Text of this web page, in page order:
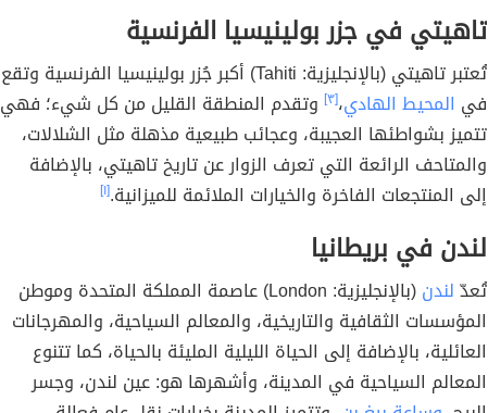
تاهيتي في جزر بولينيسيا الفرنسية
تُعتبر تاهيتي (بالإنجليزية: Tahiti) أكبر جُزر بولينيسيا الفرنسية وتقع
في المحيط الهادي،[٣]
وتقدم المنطقة القليل من كل شيء؛ فهي
تتميز بشواطئها العجيبة، وعجائب طبيعية مذهلة مثل الشلالات،
والمتاحف الرائعة التي تعرف الزوار عن تاريخ تاهيتي، بالإضافة
إلى المنتجعات الفاخرة والخيارات الملائمة للميزانية.[١]
لندن في بريطانيا
تُعدّلندن
(بالإنجليزية: London) عاصمة المملكة المتحدة وموطن
المؤسسات الثقافية والتاريخية، والمعالم السياحية، والمهرجانات
العائلية، بالإضافة إلى الحياة الليلية المليئة بالحياة، كما تتنوع
المعالم السياحية في المدينة، وأشهرها هو: عين لندن، وجسر